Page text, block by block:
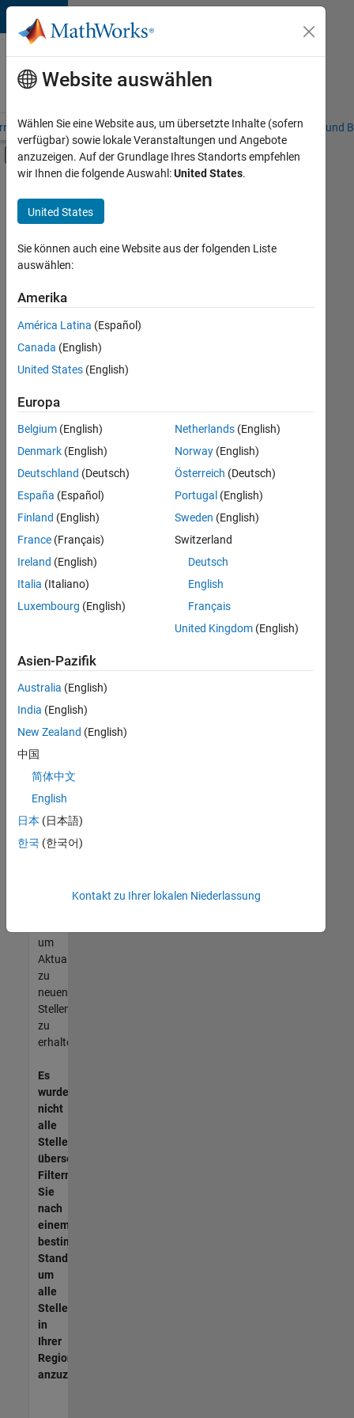
Weiter zum Inhalt
Karriere
bei
MathWorks
– Übersicht Stellensuche Niederlassungen Studierende und
Umschaltung für Off-Canvas-
Hauptinhalt
Commercial Sales
Education Sales
Sales Operations
Marketing Communications
Legal
+4
Derzeit
es
keine
offenen
Stellen,
Ihren
Suchkriterien
entsprechen.
können
die
Suchkriterien
weiter
fassen
oder
alle
Stellenangebote
anzeigen .
noch
keine
offenen
Stellen
können,
die
Ihren
entsprechen,
werden
unseres
um
Aktualisierungen
zu
neuen
Stellenangeboten
zu
erhalten.
Es
wurden
nicht
alle
Stellen
übersetzt.
Filtern
Sie
nach
einem
bestimmten
Standort,
um
alle
Stellenangebote
in
Ihrer
Region
anzuzeigen.
Website auswählen
Wählen Sie eine Website aus, um übersetzte Inhalte (sofern
verfügbar) sowie lokale Veranstaltungen und Angebote
anzuzeigen. Auf der Grundlage Ihres Standorts empfehlen
wir Ihnen die folgende Auswahl:United States.
United States
Sie können auch eine Website aus der folgenden Liste
auswählen:
Amerika
América Latina (Español)
Canada (English)
United States (English)
Europa
Belgium (English)
Denmark (English)
Deutschland (Deutsch)
España (Español)
Finland (English)
France (Français)
Ireland (English)
Italia (Italiano)
Luxembourg (English)
Netherlands(English)
Norway(English)
Österreich (Deutsch)
Portugal (English)
Sweden (English)
Switzerland
Deutsch
English
Français
United Kingdom(English)
Asien-Pazifik
Australia (English)
India (English)
New Zealand (English)
中国
简体中文
English
日本 (日本語)
한국 (한국어)
Kontakt zu Ihrer lokalen Niederlassung